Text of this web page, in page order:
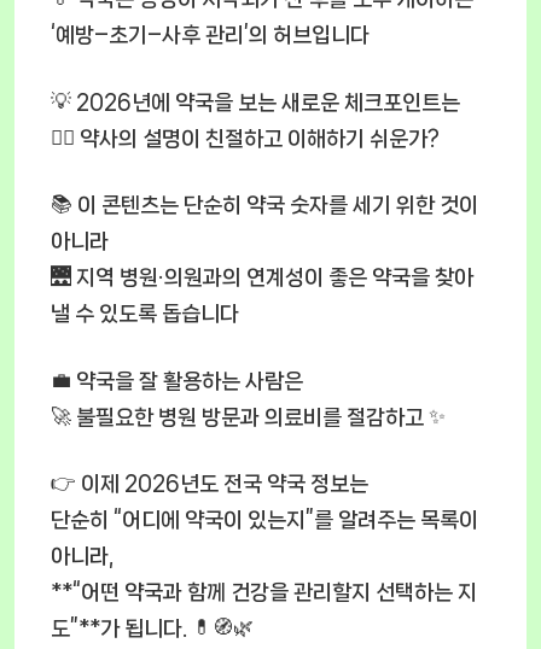
‘예방–초기–사후 관리’의 허브입니다
💡 2026년에 약국을 보는 새로운 체크포인트는
🧑‍⚕️ 약사의 설명이 친절하고 이해하기 쉬운가?
📚 이 콘텐츠는 단순히 약국 숫자를 세기 위한 것이
아니라
🌉 지역 병원·의원과의 연계성이 좋은 약국을 찾아
낼 수 있도록 돕습니다
💼 약국을 잘 활용하는 사람은
🚀 불필요한 병원 방문과 의료비를 절감하고 ✨
👉 이제 2026년도 전국 약국 정보는
단순히 “어디에 약국이 있는지”를 알려주는 목록이
아니라,
**“어떤 약국과 함께 건강을 관리할지 선택하는 지
도”**가 됩니다. 💊🧭🌿